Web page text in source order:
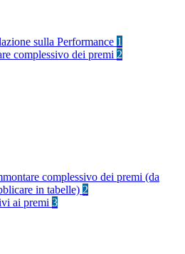
sulla Performance 1
complessivo dei premi 2
complessivo dei premi (da
in tabelle) 2
ai premi 3